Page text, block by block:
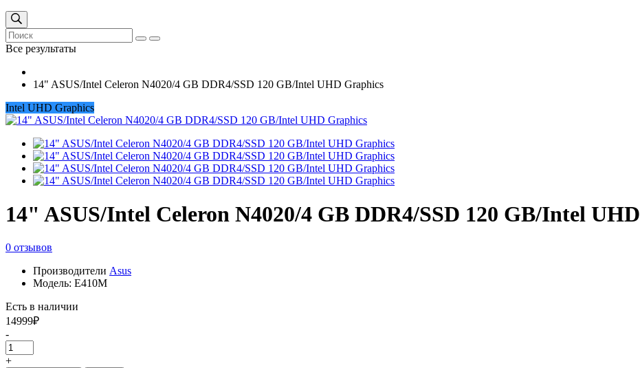
Все результаты
14" ASUS/Intel Celeron N4020/4 GB DDR4/SSD 120 GB/Intel UHD Graphics
Intel UHD Graphics
14" ASUS/Intel Celeron N4020/4 GB DDR4/SSD 120 GB/Intel
0 отзывов
Производители Asus
Модель: E410M
Есть в наличии
14999₽
-
+